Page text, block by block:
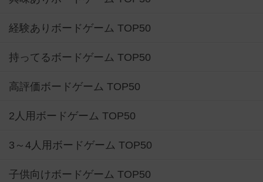
経験ありボードゲーム TOP50
持ってるボードゲーム TOP50
高評価ボードゲーム TOP50
2人用ボードゲーム TOP50
3～4人用ボードゲーム TOP50
子供向けボードゲーム TOP50